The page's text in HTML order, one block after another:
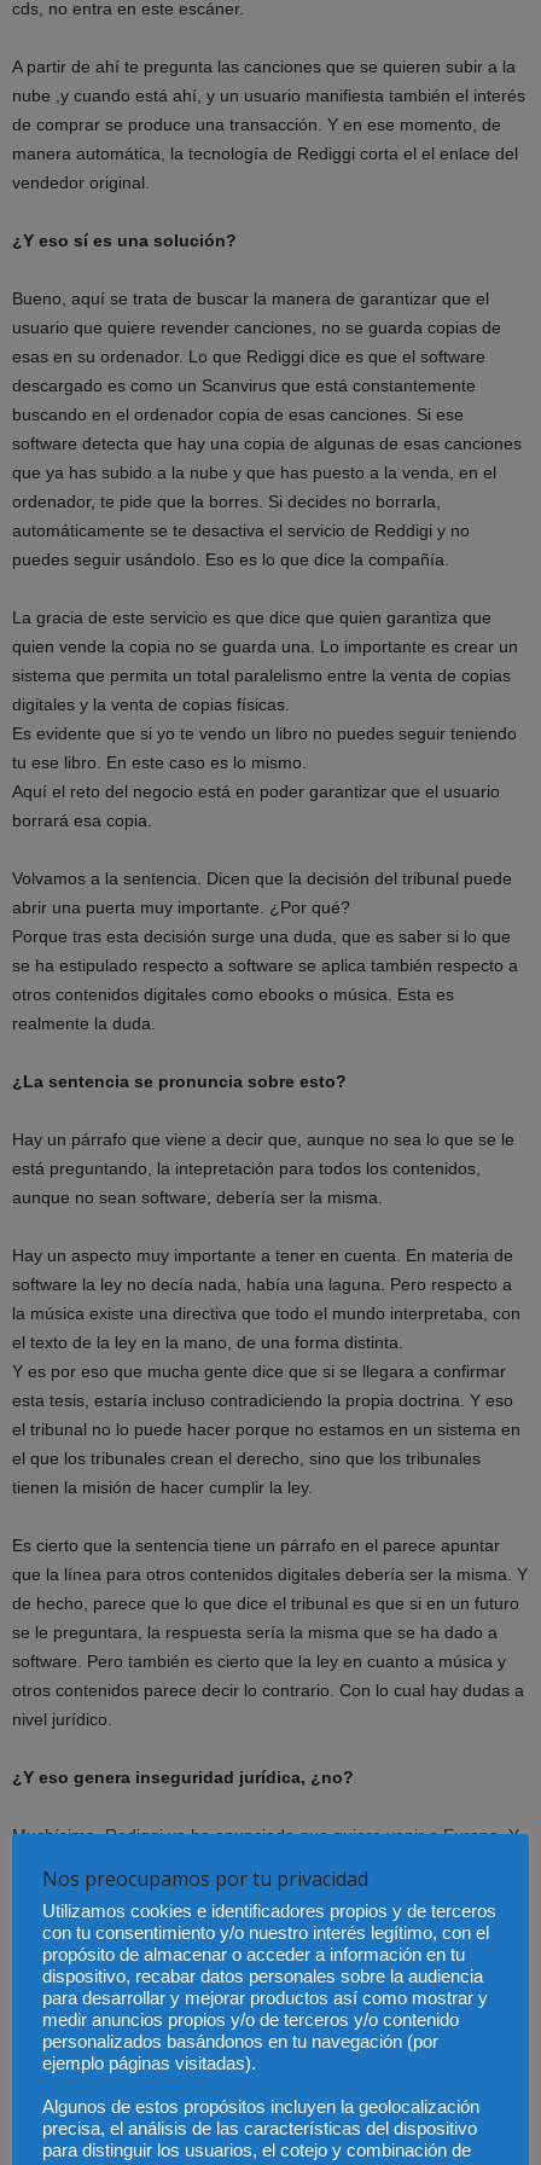
cds, no entra en este escáner.
A partir de ahí te pregunta las canciones que se quieren subir a la
nube ,y cuando está ahí, y un usuario manifiesta también el interés
de comprar se produce una transacción. Y en ese momento, de
manera automática, la tecnología de Rediggi corta el el enlace del
vendedor original.
¿Y eso sí es una solución?
Bueno, aquí se trata de buscar la manera de garantizar que el
usuario que quiere revender canciones, no se guarda copias de
esas en su ordenador. Lo que Rediggi dice es que el software
descargado es como un Scanvirus que está constantemente
buscando en el ordenador copia de esas canciones. Si ese
software detecta que hay una copia de algunas de esas canciones
que ya has subido a la nube y que has puesto a la venda, en el
ordenador, te pide que la borres. Si decides no borrarla,
automáticamente se te desactiva el servicio de Reddigi y no
puedes seguir usándolo. Eso es lo que dice la compañía.
La gracia de este servicio es que dice que quien garantiza que
quien vende la copia no se guarda una. Lo importante es crear un
sistema que permita un total paralelismo entre la venta de copias
digitales y la venta de copias físicas.
Es evidente que si yo te vendo un libro no puedes seguir teniendo
tu ese libro. En este caso es lo mismo.
Aquí el reto del negocio está en poder garantizar que el usuario
borrará esa copia.
Volvamos a la sentencia. Dicen que la decisión del tribunal puede
abrir una puerta muy importante. ¿Por qué?
Porque tras esta decisión surge una duda, que es saber si lo que
se ha estipulado respecto a software se aplica también respecto a
otros contenidos digitales como ebooks o música. Esta es
realmente la duda.
¿La sentencia se pronuncia sobre esto?
Hay un párrafo que viene a decir que, aunque no sea lo que se le
está preguntando, la intepretación para todos los contenidos,
aunque no sean software, debería ser la misma.
Hay un aspecto muy importante a tener en cuenta. En materia de
software la ley no decía nada, había una laguna. Pero respecto a
la música existe una directiva que todo el mundo interpretaba, con
el texto de la ley en la mano, de una forma distinta.
Y es por eso que mucha gente dice que si se llegara a confirmar
esta tesis, estaría incluso contradiciendo la propia doctrina. Y eso
el tribunal no lo puede hacer porque no estamos en un sistema en
el que los tribunales crean el derecho, sino que los tribunales
tienen la misión de hacer cumplir la ley.
Es cierto que la sentencia tiene un párrafo en el parece apuntar
que la línea para otros contenidos digitales debería ser la misma. Y
de hecho, parece que lo que dice el tribunal es que si en un futuro
se le preguntara, la respuesta sería la misma que se ha dado a
software. Pero también es cierto que la ley en cuanto a música y
otros contenidos parece decir lo contrario. Con lo cual hay dudas a
nivel jurídico.
¿Y eso genera inseguridad jurídica, ¿no?
Muchísima. Rediggi ya ha anunciado que quiere venir a Europa. Y
Y la verdad es que ahora todo esto es un interrogante. En este
caso de Used Soft, por ejemplo, tanto los juristas como los
miembros de la Comisión Europea – porque en estos casos se les
da la posibilidad de dar su visión en el juicio – decían que lo que
estaba haciendo UsedSoft no se podía hacer. Y sin embargo el
tribunal ha dicho que sí se puede.
¿Entre los expertos la sentencia no era esperada?
No, ha sido una decisión sorprendente. Nadie se lo esperaba en
Nos preocupamos por tu privacidad
Utilizamos cookies e identificadores propios y de terceros
con tu consentimiento y/o nuestro interés legítimo, con el
propósito de almacenar o acceder a información en tu
dispositivo, recabar datos personales sobre la audiencia
para desarrollar y mejorar productos así como mostrar y
medir anuncios propios y/o de terceros y/o contenido
personalizados basándonos en tu navegación (por
ejemplo páginas visitadas).
Algunos de estos propósitos incluyen la geolocalización
precisa, el análisis de las características del dispositivo
para distinguir los usuarios, el cotejo y combinación de